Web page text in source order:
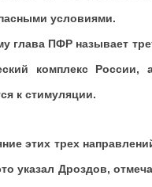
условиями.
глава ПФР называет
комплекс
к стимуляции.
этих трех
указал Дроздов,